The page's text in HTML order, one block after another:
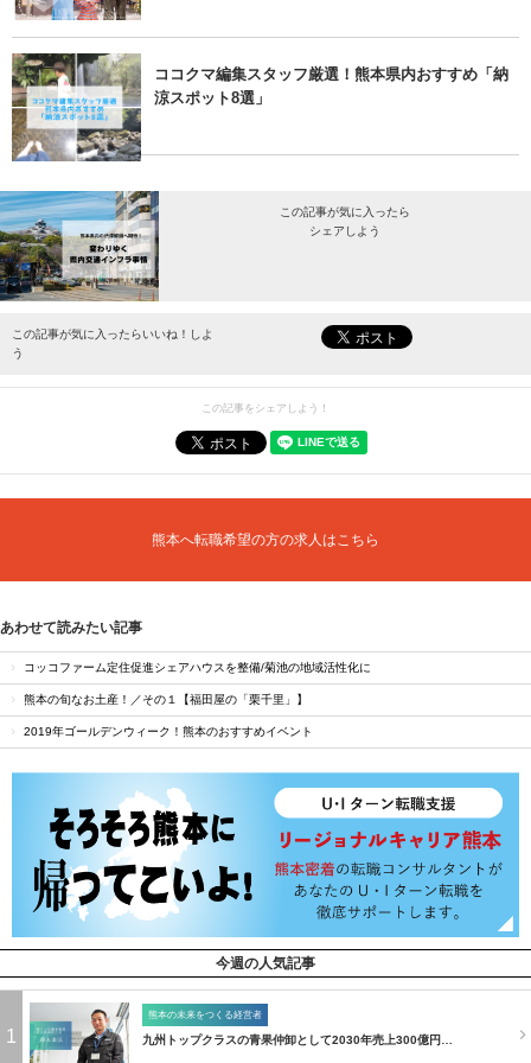
ココクマ編集スタッフ厳選！熊本県内おすすめ「納
涼スポット8選」
この記事が気に入ったら
シェアしよう
最新情報をお届けします。
この記事が気に入ったらいいね！しよ
う
この記事をシェアしよう！
熊本へ転職希望の方の求人はこちら
あわせて読みたい記事
コッコファーム定住促進シェアハウスを整備/菊池の地域活性化に
熊本の旬なお土産！／その１【福田屋の「栗千里」】
2019年ゴールデンウィーク！熊本のおすすめイベント
今週の人気記事
1
熊本の未来をつくる経営者
九州トップクラスの青果仲卸として2030年売上300億円…